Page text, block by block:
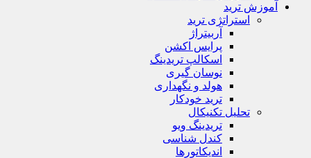
آموزش ترید
استراتژی‌ ترید
آربیتراژ
پرایس اکشن
اسکالپ تریدینگ
نوسان گیری
هولد و نگهداری
ترید خودکار
تحلیل تکنیکال
تریدینگ ویو
کندل شناسی
اندیکاتورها